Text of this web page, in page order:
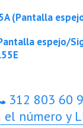
(Pantalla
espejo/
312 803 60
el número y